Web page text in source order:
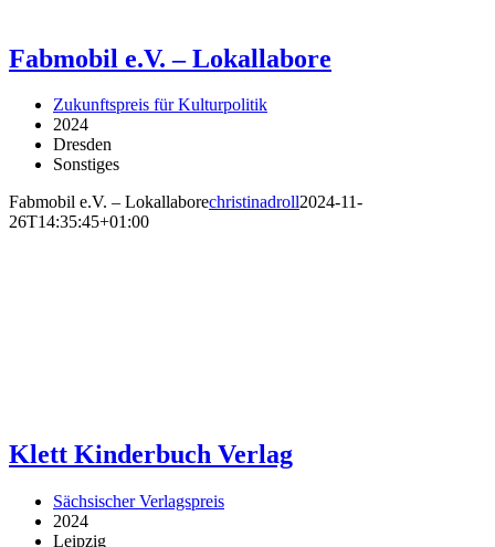
Fabmobil e.V. – Lokallabore
Zukunftspreis für Kulturpolitik
2024
Dresden
Sonstiges
Fabmobil e.V. – Lokallaborechristinadroll2024-11-
26T14:35:45+01:00
Klett Kinderbuch Verlag
Sächsischer Verlagspreis
2024
Leipzig